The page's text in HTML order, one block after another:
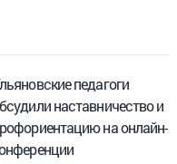
педагоги
наставничество и
на онлайн-